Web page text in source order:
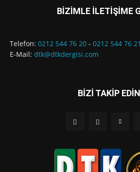
BİZİMLE İLETİŞİME
Telefon: 0212 544 76 20 - 0212 544 76 21
E-Mail: dtk@dtkdergisi.com
BİZİ TAKİP EDİN